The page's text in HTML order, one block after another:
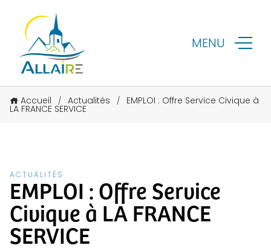
MENU
Accueil / Actualités / EMPLOI : Offre Service Civique à
LA FRANCE SERVICE
ACTUALITÉS
EMPLOI : Offre Service
Civique à LA FRANCE
SERVICE